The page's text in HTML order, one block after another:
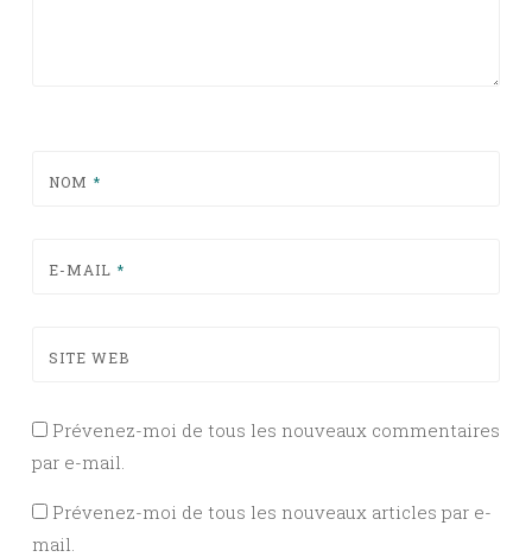
NOM *
E-MAIL *
SITE WEB
Prévenez-moi de tous les nouveaux commentaires
par e-mail.
Prévenez-moi de tous les nouveaux articles par e-
mail.